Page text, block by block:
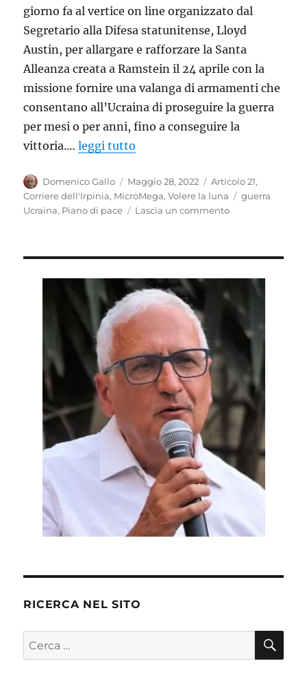
giorno fa al vertice on line organizzato dal
Segretario alla Difesa statunitense, Lloyd
Austin, per allargare e rafforzare la Santa
Alleanza creata a Ramstein il 24 aprile con la
missione fornire una valanga di armamenti che
consentano all’Ucraina di proseguire la guerra
per mesi o per anni, fino a conseguire la
vittoria.…leggi tutto
Autore
Domenico Gallo
Pubblicato
il
Maggio 28, 2022 Categorie
Articolo 21,
Corriere dell'Irpinia, MicroMega,Volere la luna Tag
guerra
Ucraina, Piano di pace Lascia un commentosu
RICERCA NEL SITO
Cerca: